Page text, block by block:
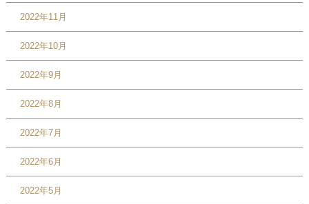
2022年11月
2022年10月
2022年9月
2022年8月
2022年7月
2022年6月
2022年5月